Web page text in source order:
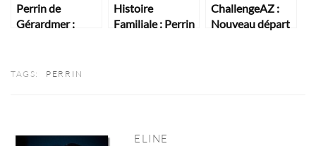
Perrin de
Gérardmer :
Histoire
Familiale : Perrin
ChallengeAZ :
Nouveau départ
TAGS: PERRIN
ELINE